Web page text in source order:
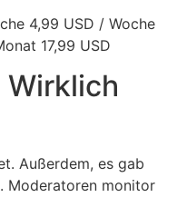
4,99 USD / Woche
17,99 USD
Wirklich
Außerdem, es gab
Moderatoren monitor